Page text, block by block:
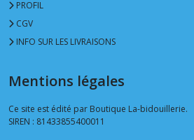
PROFIL
CGV
INFO SUR LES LIVRAISONS
Mentions légales
Ce site est édité par Boutique La-bidouillerie.
SIREN : 81433855400011